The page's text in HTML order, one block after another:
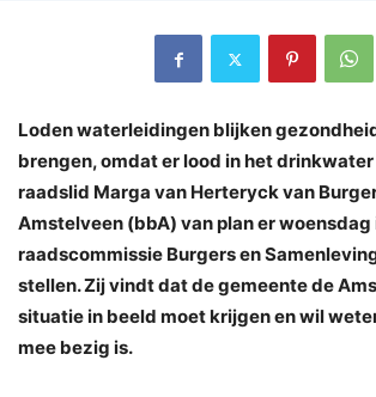
Loden waterleidingen blijken
brengen, omdat er lood in het
raadslid Marga van Herteryck van
Amstelveen (bbA) van plan er woensdag
raadscommissie Burgers en
stellen. Zij vindt dat de gemeente de
situatie in beeld moet krijgen en wil
mee bezig is.